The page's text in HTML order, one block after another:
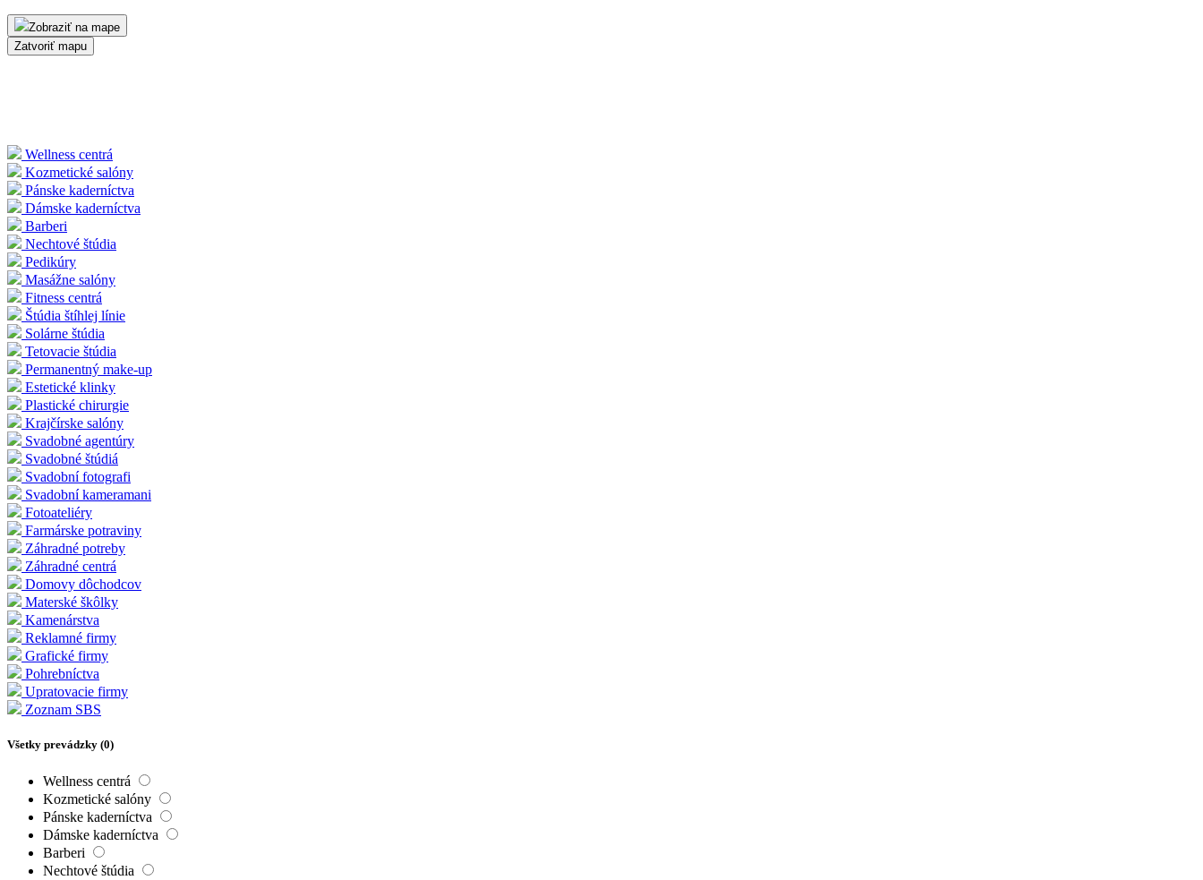
Zobraziť na mape
Zatvoriť mapu
Wellness centrá
Kozmetické salóny
Pánske kaderníctva
Dámske kaderníctva
Barberi
Nechtové štúdia
Pedikúry
Masážne salóny
Fitness centrá
Štúdia štíhlej línie
Solárne štúdia
Tetovacie štúdia
Permanentný make-up
Estetické klinky
Plastické chirurgie
Krajčírske salóny
Svadobné agentúry
Svadobné štúdiá
Svadobní fotografi
Svadobní kameramani
Fotoateliéry
Farmárske potraviny
Záhradné potreby
Záhradné centrá
Domovy dôchodcov
Materské škôlky
Kamenárstva
Reklamné firmy
Grafické firmy
Pohrebníctva
Upratovacie firmy
Zoznam SBS
Všetky prevádzky (0)
Wellness centrá
Kozmetické salóny
Pánske kaderníctva
Dámske kaderníctva
Barberi
Nechtové štúdia